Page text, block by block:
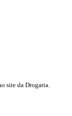
site da Drogaria.